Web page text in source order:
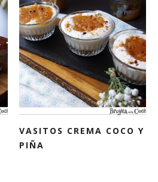
VASITOS CREMA COCO Y
PIÑA